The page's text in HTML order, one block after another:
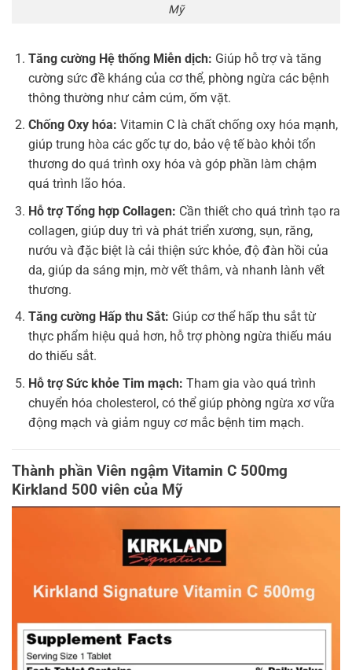
Mỹ
Tăng cường Hệ thống Miễn dịch: Giúp hỗ trợ và tăng
cường sức đề kháng của cơ thể, phòng ngừa các bệnh
thông thường như cảm cúm, ốm vặt.
Chống Oxy hóa: Vitamin C là chất chống oxy hóa mạnh,
giúp trung hòa các gốc tự do, bảo vệ tế bào khỏi tổn
thương do quá trình oxy hóa và góp phần làm chậm
quá trình lão hóa.
Hỗ trợ Tổng hợp Collagen: Cần thiết cho quá trình tạo ra
collagen, giúp duy trì và phát triển xương, sụn, răng,
nướu và đặc biệt là cải thiện sức khỏe, độ đàn hồi của
da, giúp da sáng mịn, mờ vết thâm, và nhanh lành vết
thương.
Tăng cường Hấp thu Sắt: Giúp cơ thể hấp thu sắt từ
thực phẩm hiệu quả hơn, hỗ trợ phòng ngừa thiếu máu
do thiếu sắt.
Hỗ trợ Sức khỏe Tim mạch: Tham gia vào quá trình
chuyển hóa cholesterol, có thể giúp phòng ngừa xơ vữa
động mạch và giảm nguy cơ mắc bệnh tim mạch.
Thành phần Viên ngậm Vitamin C 500mg
Kirkland 500 viên của Mỹ